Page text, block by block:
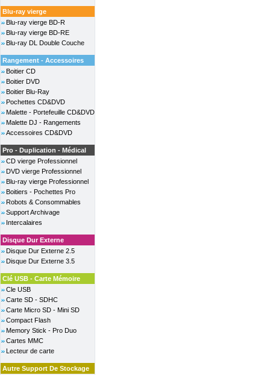
Blu-ray vierge
Blu-ray vierge BD-R
Blu-ray vierge BD-RE
Blu-ray DL Double Couche
Rangement - Accessoires
Boitier CD
Boitier DVD
Boitier Blu-Ray
Pochettes CD&DVD
Malette - Portefeuille CD&DVD
Malette DJ - Rangements
Accessoires CD&DVD
Pro - Duplication - Médical
CD vierge Professionnel
DVD vierge Professionnel
Blu-ray vierge Professionnel
Boitiers - Pochettes Pro
Robots & Consommables
Support Archivage
Intercalaires
Disque Dur Externe
Disque Dur Externe 2.5
Disque Dur Externe 3.5
Clé USB - Carte Mémoire
Cle USB
Carte SD - SDHC
Carte Micro SD - Mini SD
Compact Flash
Memory Stick - Pro Duo
Cartes MMC
Lecteur de carte
Autre Support De Stockage